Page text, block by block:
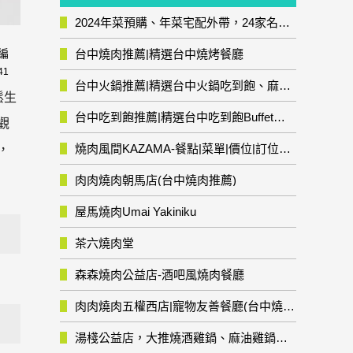
生
2024年菜預購、年菜宅配外帶，24家名店年菜推薦整理，圍爐輕鬆上菜團圓趣
台中燒肉推薦|精選台中燒烤餐廳
台中火鍋推薦|精選台中火鍋吃到飽、麻辣鍋、鴛鴦鍋、石頭火鍋、酸菜白肉鍋、海鮮鍋、燒酒雞、麻油雞、壽喜燒等熱門人氣火鍋店!
台中吃到飽推薦|精選台中吃到飽Buffet自助餐廳
燒肉風間KAZAMA-餐點|菜單|價位|訂位資訊
肉肉燒肉朝馬店(台中燒肉推薦)
屋馬燒肉Umai Yakiniku
茶六燒肉堂
森森燒肉公益店-酒吧風燒肉餐廳
肉肉燒肉五權西店|寵物友善餐廳(台中燒肉推薦)
湯棧公益店，大推燒酒雞鍋、麻油雞鍋暖暖有夠補